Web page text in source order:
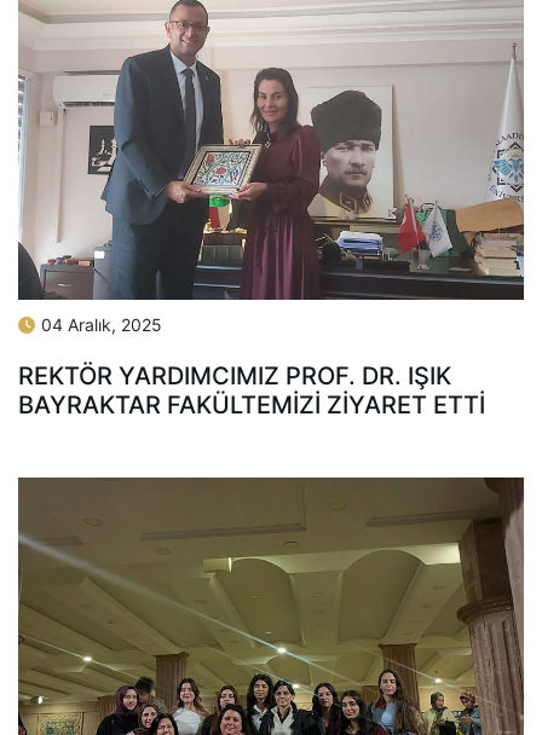
04 Aralık, 2025
REKTÖR YARDIMCIMIZ PROF. DR. IŞIK
BAYRAKTAR FAKÜLTEMIZI ZIYARET ETTI